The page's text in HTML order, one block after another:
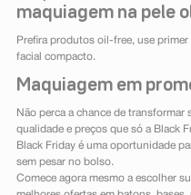
maquiagem na pele
Prefira produtos oil-free, use
facial compacto.
Maquiagem em
Não perca a chance de
qualidade e preços que só a Black
Black Friday é uma oportunidade
sem pesar no bolso.
Comece agora mesmo a escolher